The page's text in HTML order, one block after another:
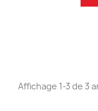
Affichage 1-3 de 3